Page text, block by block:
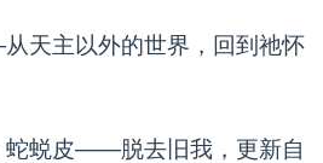
天主以外的世界，回到祂怀
蛇蜕皮——脱去旧我，更新自